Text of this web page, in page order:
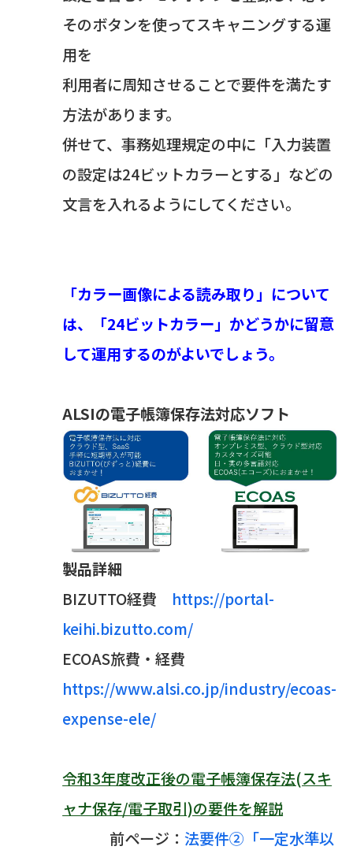
そのボタンを使ってスキャニングする運
用を
利用者に周知させることで要件を満たす
方法があります。
併せて、事務処理規定の中に「入力装置
の設定は24ビットカラーとする」などの
文言を入れるようにしてください。
「カラー画像による読み取り」について
は、「24ビットカラー」かどうかに留意
して運用するのがよいでしょう。
ALSIの電子帳簿保存法対応ソフト
製品詳細
BIZUTTO経費 https://portal-
keihi.bizutto.com/
ECOAS旅費・経費
https://www.alsi.co.jp/industry/ecoas-
expense-ele/
令和3年度改正後の電子帳簿保存法(スキ
ャナ保存/電子取引)の要件を解説
前ページ：法要件②「一定水準以